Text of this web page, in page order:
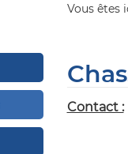
Vous êtes
Contact :